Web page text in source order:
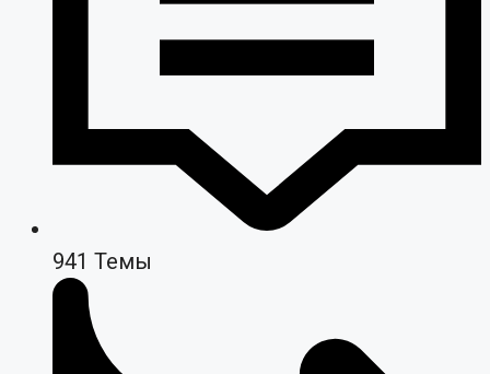
941 Темы